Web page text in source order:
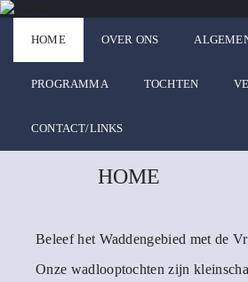
HOME OVER ONS
PROGRAMMA TOCHTEN
CONTACT/LINKS
HOME
Beleef het Waddengebied met de
Onze wadlooptochten zijn